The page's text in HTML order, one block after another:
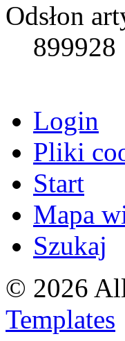
Odsłon
899928
Login
Pliki
Start
Mapa
Szukaj
© 2026
Templates